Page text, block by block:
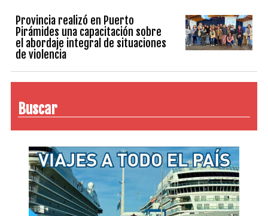
Provincia realizó en Puerto
Pirámides una capacitación sobre
el abordaje integral de situaciones
de violencia
Buscar